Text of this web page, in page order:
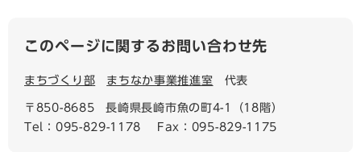
このページに関するお問い合わせ先
まちづくり部 まちなか事業推進室 代表
〒850-8685
長崎県長崎市魚の町4-1（18階）
Tel：095-829-1178
Fax：095-829-1175